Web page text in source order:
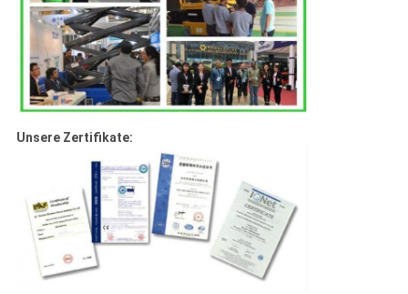
Unsere Zertifikate: